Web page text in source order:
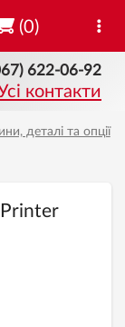
622-06-92
контакти
(0)
деталі та опції
Printer